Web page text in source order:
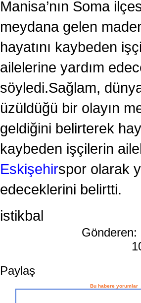
Manisa’nın Soma
meydana gelen
hayatını kaybeden
ailelerine yardım
söyledi.Sağlam,
üzüldüğü bir olayın
geldiğini belirterek
kaybeden işçilerin
Eskişehirspor olarak
edeceklerini belirtti.
istikbal
Gönderen:
Paylaş
Bu habere yorumlar